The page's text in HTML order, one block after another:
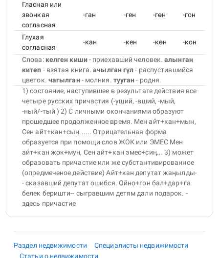
Гласная или
звонкая
согласная
-ган -ген -гөн -гон
Глухая
согласная
-кан -кен -көн -кон
Слова: келген киши- приехавший человек.алынган
китеп - взятая книга.ачылган гүл- распустившийся
цветок. чагылган- молния. тууган- родня.
1) состояние, наступившее в результате действия все
четыре русских причастия (-ущий, -вший, -мый,
-ный/-тый ) 2) С личными окончаниями образуют
прошедшее продолженное время. Мен айт+кан+мын,
Сен айт+кан+сың...... Отрицательная форма
образуется при помощи слов ЖОК или ЭМЕС Мен
айт+кан жок+мун, Сен айт+кан эмес+сиң... 3) может
образовать причастие или же субстантивированное
(опредмеченое действие) Айт+кан депутат жаңылды-
- сказавший депутат ошибся. Ойно+гон бал+дар+га
белек беришти-- сыгравшим детям дали подарок. -
здесь причастие
Раздел недвижимости
Специалисты недвижимости
Статьи о недвижимости